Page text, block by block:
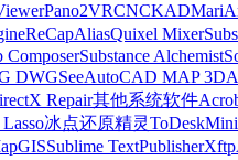
Pano2VRCNCKADMari
ReCapAliasQuixel Mixer
ComposerSubstance Alchemist
DWGSeeAutoCAD MAP 3D
Repair其他系统软件
Lasso冰点还原精灵ToDesk
Sublime TextPublisherXftp